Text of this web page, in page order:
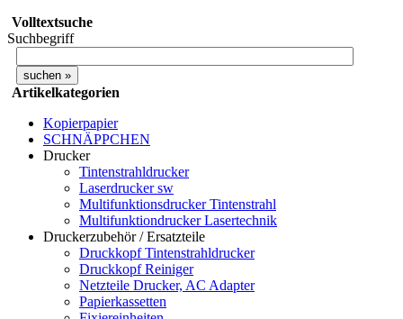
Volltextsuche
Suchbegriff
Artikelkategorien
Kopierpapier
SCHNÄPPCHEN
Drucker
Tintenstrahldrucker
Laserdrucker sw
Multifunktionsdrucker Tintenstrahl
Multifunktiondrucker Lasertechnik
Druckerzubehör / Ersatzteile
Druckkopf Tintenstrahldrucker
Druckkopf Reiniger
Netzteile Drucker, AC Adapter
Papierkassetten